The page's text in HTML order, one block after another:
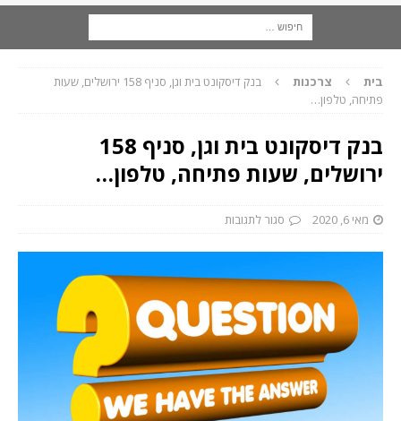
בית צרכנות
בנק דיסקונט בית וגן, סניף 158 ירושלים, שעות
פתיחה, טלפון…
בנק דיסקונט בית וגן, סניף 158
ירושלים, שעות פתיחה, טלפון…
מאי 6, 2020 סגור לתגובות